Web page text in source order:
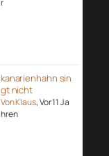
r
kanarienhahn sin
gt nicht
Von Klaus, Vor 11 Ja
hren